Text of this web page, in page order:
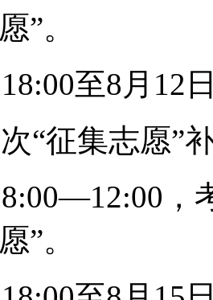
”。
至8月12
次“征集志愿”
，
”。